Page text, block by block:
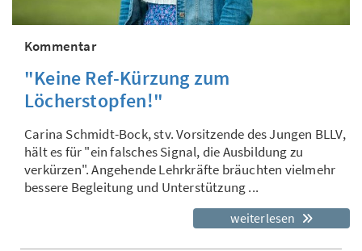
Kommentar
"Keine Ref-Kürzung zum
Löcherstopfen!"
Carina Schmidt-Bock, stv. Vorsitzende des Jungen BLLV,
hält es für "ein falsches Signal, die Ausbildung zu
verkürzen". Angehende Lehrkräfte bräuchten vielmehr
bessere Begleitung und Unterstützung ...
weiterlesen